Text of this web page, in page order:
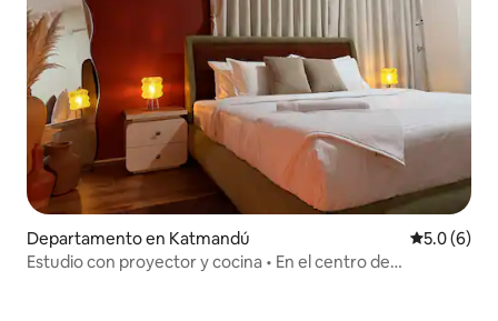
Departamento en Katmandú
5.0 (6)
Estudio con proyector y cocina • En el centro de